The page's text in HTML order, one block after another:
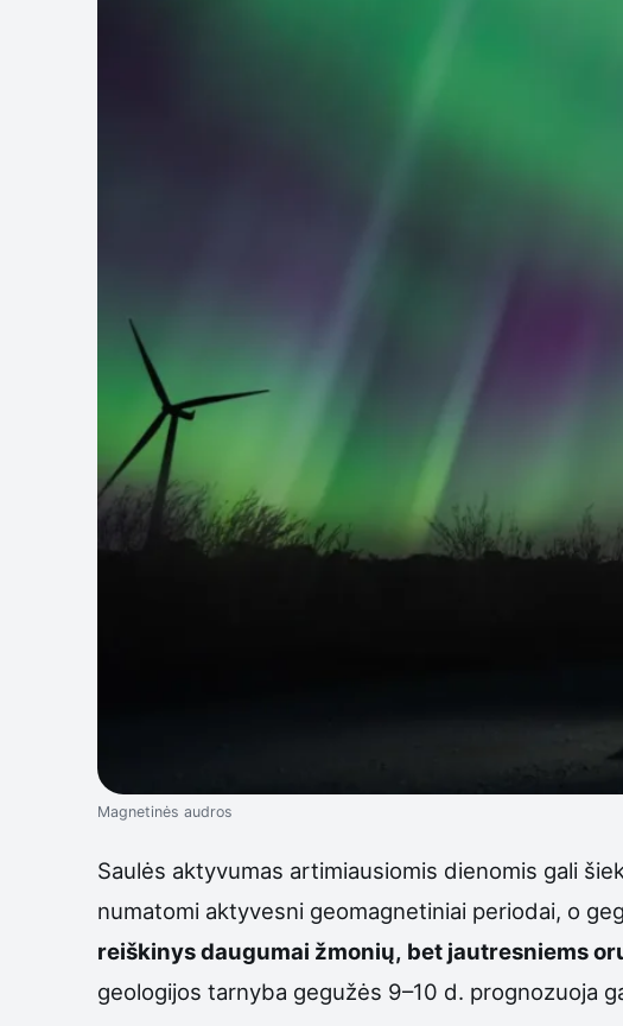
Magnetinės audros
Saulės aktyvumas artimiausiomis dienomis gali
numatomi aktyvesni geomagnetiniai periodai, o
reiškinys daugumai žmonių, bet jautresniems
geologijos tarnyba gegužės 9–10 d. prognozuoja